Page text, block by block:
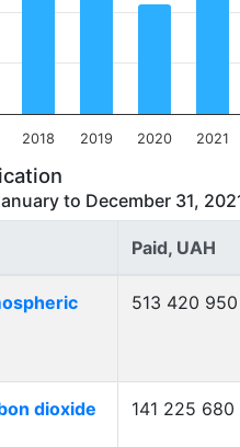
2018 2019 2020 2021
to December 31,
Paid, UAH
513 420 950
dioxide
141 225 680